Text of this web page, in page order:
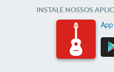
INSTALE NOSSOS